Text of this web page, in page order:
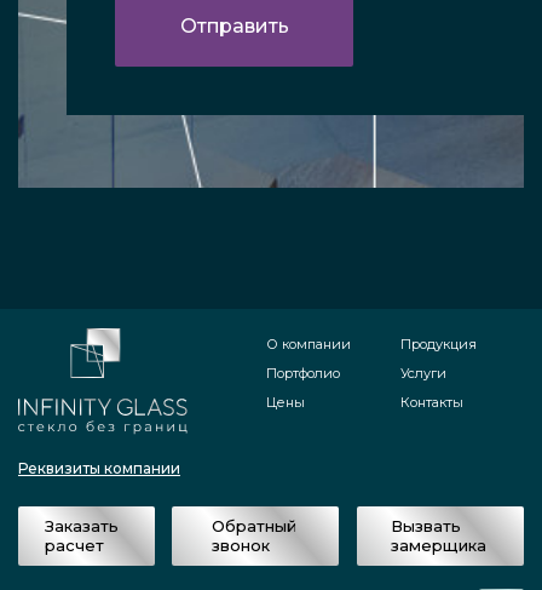
Реквизиты компании
О компании
Портфолио
Цены
Продукция
Услуги
Контакты
Заказать
расчет
Обратный
звонок
Вызвать
замерщика